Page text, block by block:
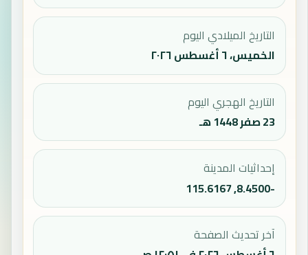
التاريخ الميلادي اليوم
الخميس، ٦ أغسطس ٢٠٢٦
التاريخ الهجري اليوم
23 صفر 1448 هـ
إحداثيات المدينة
-8.4500, 115.6167
آخر تحديث الصفحة